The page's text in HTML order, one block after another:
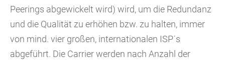
Peerings abgewickelt wird) wird, um die Redundanz
und die Qualität zu erhöhen bzw. zu halten, immer
von mind. vier großen, internationalen ISP´s
abgeführt. Die Carrier werden nach Anzahl der